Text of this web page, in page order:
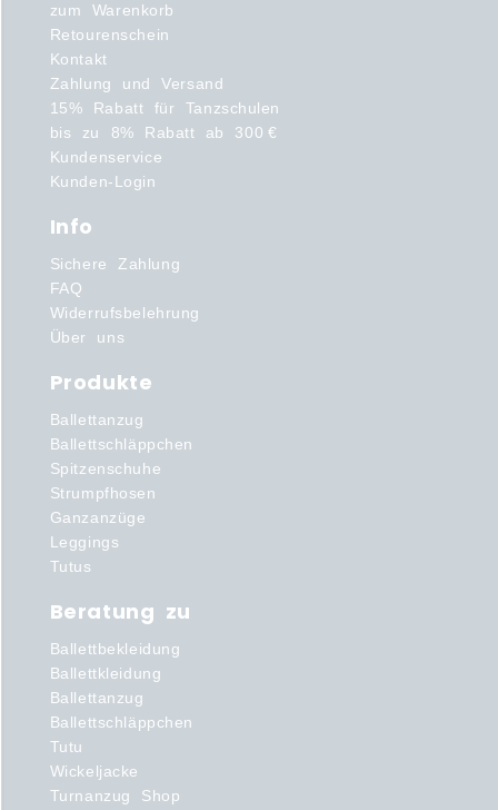
zum Warenkorb
Retourenschein
Kontakt
Zahlung und Versand
15% Rabatt für Tanzschulen
bis zu 8% Rabatt ab 300 €
Kundenservice
Kunden-Login
Info
Sichere Zahlung
FAQ
Widerrufsbelehrung
Über uns
Produkte
Ballettanzug
Ballettschläppchen
Spitzenschuhe
Strumpfhosen
Ganzanzüge
Leggings
Tutus
Beratung zu
Ballettbekleidung
Ballettkleidung
Ballettanzug
Ballettschläppchen
Tutu
Wickeljacke
Turnanzug Shop